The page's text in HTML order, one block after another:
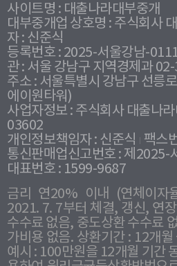
사이트명 : 대출나라대부중개
대부중개업 상호명 : 주식회사
자 : 신준식
등록번호 : 2025-서울강남-
관 : 서울 강남구 지역경제과
주소 : 서울특별시 강남구 선릉
에이원타워)
사업자정보 : 주식회사 대출나
03602
개인정보책임자 : 신준식
팩스
통신판매업신고번호 : 제2025-
대표번호 : 1599-9687
금리 연20% 이내 (연체이
2021. 7. 7부터 체결, 갱신, 연
수수료 없음, 중도상환 수수료
가비용 없음. 상환기간 : 12개
예시 : 100만원을 12개월 기간